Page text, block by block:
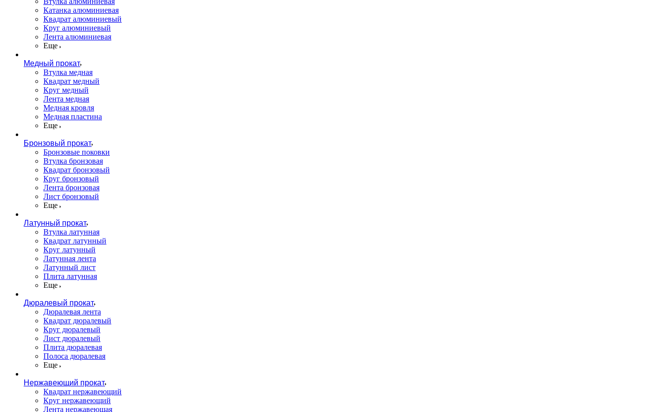
Катанка алюминиевая
Квадрат алюминиевый
Круг алюминиевый
Лента алюминиевая
Еще
Медный прокат
Втулка медная
Квадрат медный
Круг медный
Лента медная
Медная кровля
Медная пластина
Еще
Бронзовый прокат
Бронзовые поковки
Втулка бронзовая
Квадрат бронзовый
Круг бронзовый
Лента бронзовая
Лист бронзовый
Еще
Латунный прокат
Втулка латунная
Квадрат латунный
Круг латунный
Латунная лента
Латунный лист
Плита латунная
Еще
Дюралевый прокат
Дюралевая лента
Квадрат дюралевый
Круг дюралевый
Лист дюралевый
Плита дюралевая
Полоса дюралевая
Еще
Нержавеющий прокат
Квадрат нержавеющий
Круг нержавеющий
Лента нержавеющая